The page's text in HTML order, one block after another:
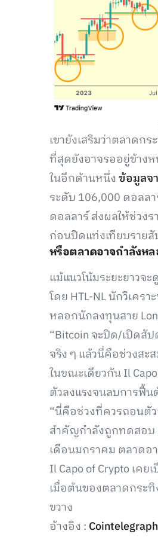
เขายังเสริมว่าตลาดก
ที่สุดยังอาจรออยู่ข้างห
ในอีกด้านหนึ่งข้อมูลจ
ระดับ 106,000 ดอลล
ดอลลาร์ ส่งผลให้ช่วง
ก่อนปิดแท่งเทียบราย
หรือตลาดอาจกำลังหล
แม้แนวโน้มระยะยาวจ
โดย HTL-NL นักวิเคร
หลอกนักลงทุนสาย
“Bitcoin จะปิด/เปิดสั
จริง ๆ แล้วนี่คือช่วงสะ
ในขณะเดียวกัน Il
ตัวลงแรงจนลบการฟื้
“นี่คือช่วงที่ควรถอนตัว
สำคัญกำลังถูกทดสอบ
เดือนมกราคม ตลาดอ
Il Capo of Crypto เค
เมื่อต้นของตลาดกระ
ขวาง
อ้างอิง : Cointelegraph